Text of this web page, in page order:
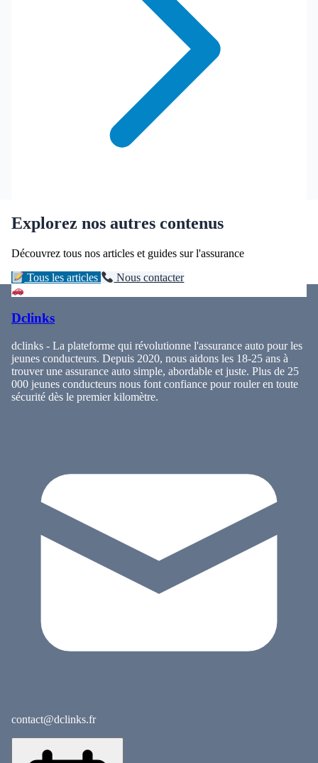
Explorez nos autres contenus
Découvrez tous nos articles et guides sur l'assurance
Tous les articles Nous contacter
Dclinks
dclinks - La plateforme qui révolutionne l'assurance auto pour les
jeunes conducteurs. Depuis 2020, nous aidons les 18-25 ans à
trouver une assurance auto simple, abordable et juste. Plus de 25
000 jeunes conducteurs nous font confiance pour rouler en toute
sécurité dès le premier kilomètre.
contact@dclinks.fr